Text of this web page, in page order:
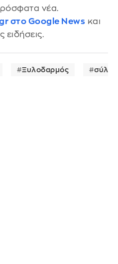
νέα.
στο Google News και
ειδήσεις.
Ξυλοδαρμός